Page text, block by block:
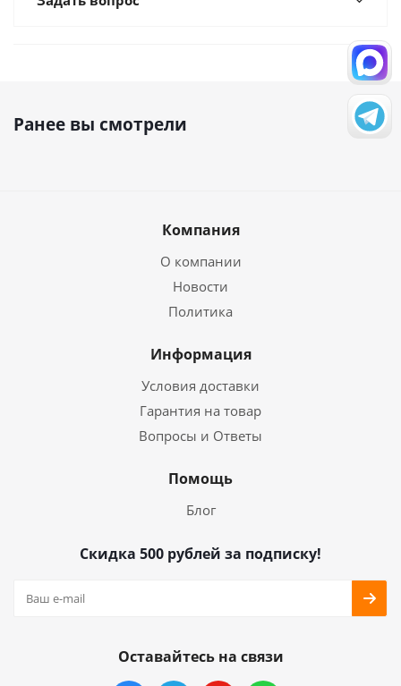
Ранее вы смотрели
Компания
О компании
Новости
Политика
Информация
Условия доставки
Гарантия на товар
Вопросы и Ответы
Помощь
Блог
Скидка 500 рублей за подписку!
Оставайтесь на связи